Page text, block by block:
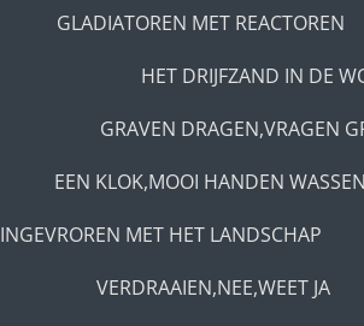
GLADIATOREN MET REACTOREN
HET DRIJFZAND IN DE
GRAVEN DRAGEN,VRAGEN
EEN KLOK,MOOI HANDEN
INGEVROREN MET HET LANDSCHAP
VERDRAAIEN,NEE,WEET JA